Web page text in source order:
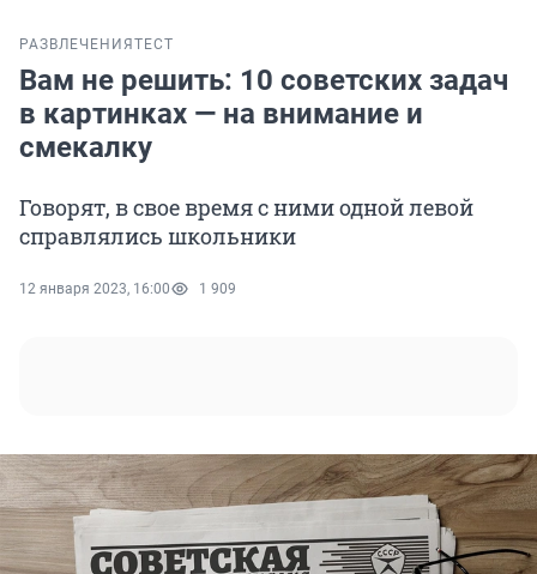
РАЗВЛЕЧЕНИЯ ТЕСТ
Вам не решить: 10 советских задач
в картинках — на внимание и
смекалку
Говорят, в свое время с ними одной левой
справлялись школьники
12 января 2023, 16:00 1 909